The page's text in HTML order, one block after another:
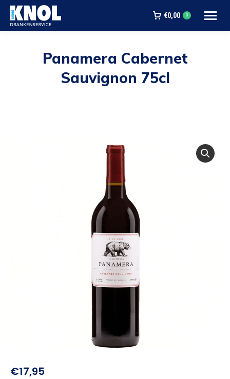
€0,00 0
Panamera Cabernet
Sauvignon 75cl
€17,95